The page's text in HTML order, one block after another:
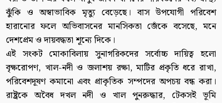
ঝুঁকি ও অস্বাভাবিক মৃত্যু বেড়েছে। বাস উপযোগী পরিবেশ
হারানোর ফলে অভিবাসনের মানসিকতা জেঁকে বসেছে, মনে
দেশপ্রেম ও দায়বদ্ধতা শূন্যে দিকে।
এই সংকট মোকাবিলায় সুনাগরিকদের সর্বোচ্চ দায়িত্ব হলো
বৃক্ষরোপণ, খাল-নদী ও জলাশয় রক্ষা, মাটির প্রকৃতি ধরে রাখা,
পরিবেশদূষণ কমানো এবং প্রাকৃতিক সম্পদের অপচয় বন্ধ করা।
রাষ্ট্রকে অবৈধ দখল নদী ও খাল পুনরুদ্ধার, টেকসই ভূমি